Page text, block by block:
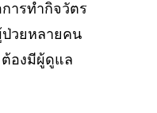
ารทำกิจวัตร
วยหลายคน
ต้องมีผู้ดูแล